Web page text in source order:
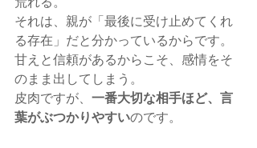
それは、親が「最後に受け止めてくれ
る存在」だと分かっているからです。
甘えと信頼があるからこそ、感情をそ
のまま出してしまう。
皮肉ですが、 一番大切な相手ほど、言
葉がぶつかりやすいのです。